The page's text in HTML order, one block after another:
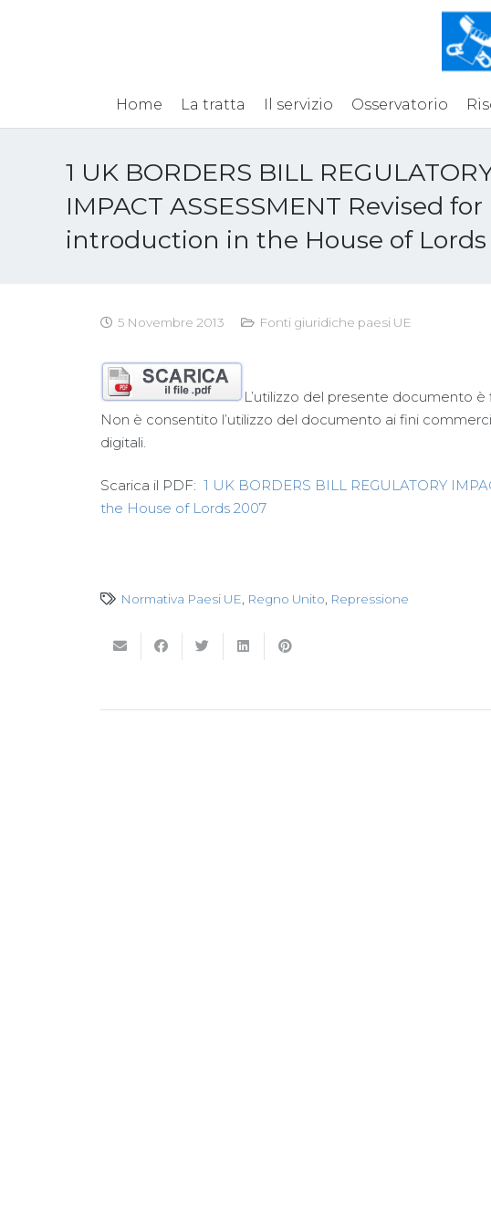
Home La tratta Il servizio Osservatorio
1 UK BORDERS BILL
IMPACT ASSESSMENT Revised for
introduction in the House of Lords
5 Novembre 2013 Fonti giuridiche paesi UE
L’utilizzo del presente documento
Non è consentito l’utilizzo del documento ai fini
digitali.
Scarica il PDF: 1 UK BORDERS BILL REGULATORY
the House of Lords 2007
Normativa Paesi UE Regno Unito Repressione